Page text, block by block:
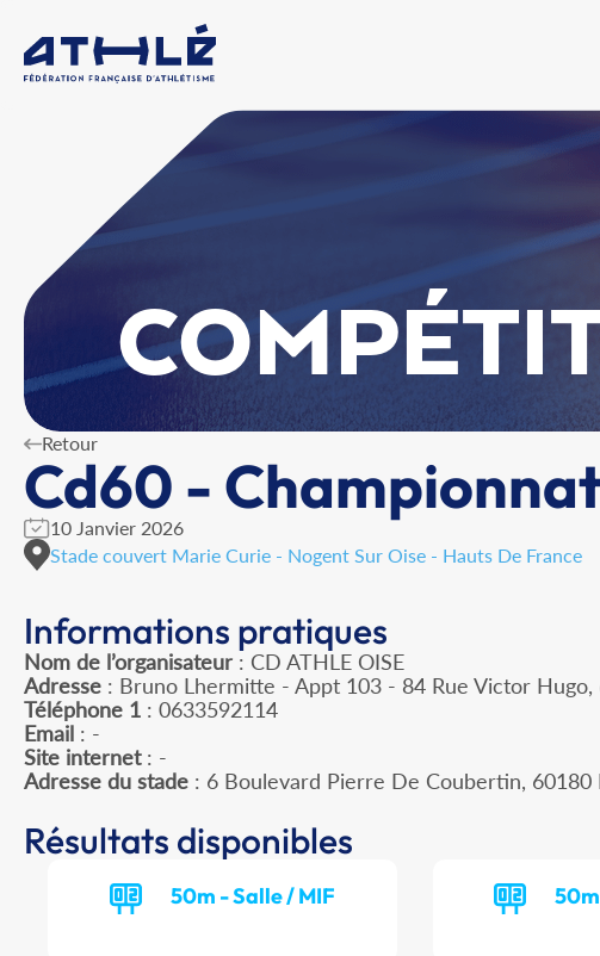
Retour
Cd60 -
10 Janvier 2026
Stade couvert Marie Curie - Nogent Sur Oise - Hauts De France
Informations pratiques
Nom de l’organisateur : CD ATHLE OISE
Adresse : Bruno Lhermitte - Appt 103 - 84 Rue Victor
Téléphone 1 : 0633592114
Email : -
Site internet: -
Adresse du stade : 6 Boulevard Pierre De Coubertin, 60180
Résultats disponibles
50m - Salle / MIF